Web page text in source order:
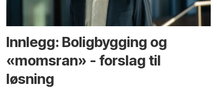
Innlegg: Boligbygging og
«momsran» - forslag til
løsning